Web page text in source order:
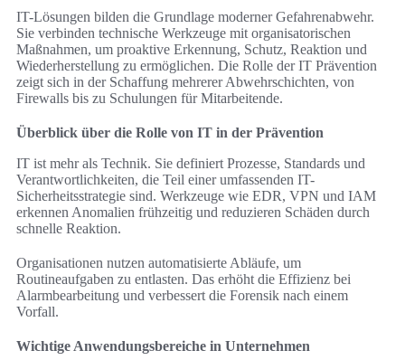
IT-Lösungen bilden die Grundlage moderner Gefahrenabwehr.
Sie verbinden technische Werkzeuge mit organisatorischen
Maßnahmen, um proaktive Erkennung, Schutz, Reaktion und
Wiederherstellung zu ermöglichen. Die Rolle der IT Prävention
zeigt sich in der Schaffung mehrerer Abwehrschichten, von
Firewalls bis zu Schulungen für Mitarbeitende.
Überblick über die Rolle von IT in der Prävention
IT ist mehr als Technik. Sie definiert Prozesse, Standards und
Verantwortlichkeiten, die Teil einer umfassenden IT-
Sicherheitsstrategie sind. Werkzeuge wie EDR, VPN und IAM
erkennen Anomalien frühzeitig und reduzieren Schäden durch
schnelle Reaktion.
Organisationen nutzen automatisierte Abläufe, um
Routineaufgaben zu entlasten. Das erhöht die Effizienz bei
Alarmbearbeitung und verbessert die Forensik nach einem
Vorfall.
Wichtige Anwendungsbereiche in Unternehmen